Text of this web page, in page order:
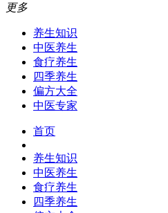
更多
养生知识
中医养生
食疗养生
四季养生
偏方大全
中医专家
首页
养生知识
中医养生
食疗养生
四季养生